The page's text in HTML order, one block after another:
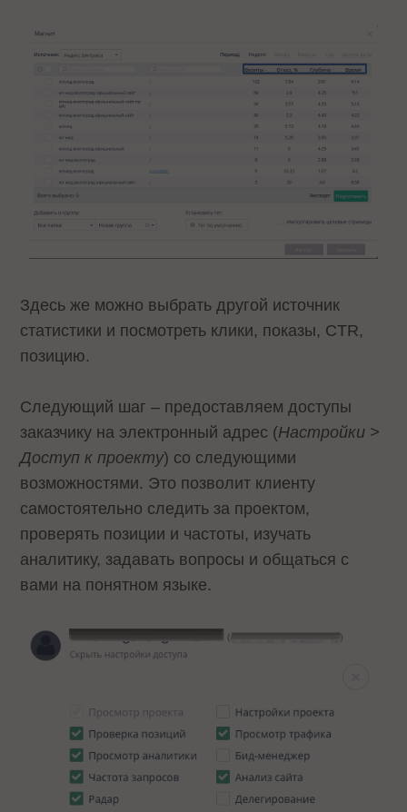
Здесь же можно выбрать другой источник
статистики и посмотреть клики, показы, CTR,
позицию.
Следующий шаг – предоставляем доступы
заказчику на электронный адрес (Настройки >
Доступ к проекту) со следующими
возможностями. Это позволит клиенту
самостоятельно следить за проектом,
проверять позиции и частоты, изучать
аналитику, задавать вопросы и общаться с
вами на понятном языке.